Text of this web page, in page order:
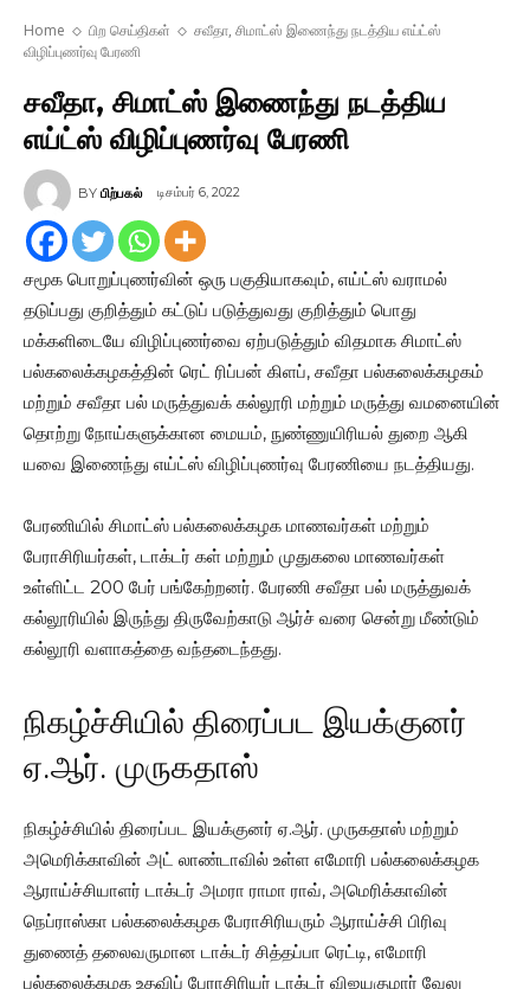
Home பிற செய்திகள்
சவீதா, சிமாட்ஸ் இணைந்து நடத்திய எய்ட்ஸ்
விழிப்புணர்வு பேரணி
சவீதா, சிமாட்ஸ் இணைந்து நடத்திய
எய்ட்ஸ் விழிப்புணர்வு பேரணி
BY பிற்பகல் டிசம்பர் 6, 2022
சமூக பொறுப்புணர்வின் ஒரு பகுதியாகவும், எய்ட்ஸ் வராமல்
தடுப்பது குறித்தும் கட்டுப் படுத்துவது குறித்தும் பொது
மக்களிடையே விழிப்புணர்வை ஏற்படுத்தும் விதமாக சிமாட்ஸ்
பல்கலைக்கழகத்தின் ரெட் ரிப்பன் கிளப், சவீதா பல்கலைக்கழகம்
மற்றும் சவீதா பல் மருத்துவக் கல்லூரி மற்றும் மருத்து வமனையின்
தொற்று நோய்களுக்கான மையம், நுண்ணுயிரியல் துறை ஆகி
யவை இணைந்து எய்ட்ஸ் விழிப்புணர்வு பேரணியை நடத்தியது.
பேரணியில் சிமாட்ஸ் பல்கலைக்கழக மாணவர்கள் மற்றும்
பேராசிரியர்கள், டாக்டர் கள் மற்றும் முதுகலை மாணவர்கள்
உள்ளிட்ட 200 பேர் பங்கேற்றனர். பேரணி சவீதா பல் மருத்துவக்
கல்லூரியில் இருந்து திருவேற்காடு ஆர்ச் வரை சென்று மீண்டும்
கல்லூரி வளாகத்தை வந்தடைந்தது.
நிகழ்ச்சியில் திரைப்பட இயக்குனர்
ஏ.ஆர். முருகதாஸ்
நிகழ்ச்சியில் திரைப்பட இயக்குனர் ஏ.ஆர். முருகதாஸ் மற்றும்
அமெரிக்காவின் அட் லாண்டாவில் உள்ள எமோரி பல்கலைக்கழக
ஆராய்ச்சியாளர் டாக்டர் அமரா ராமா ராவ், அமெரிக்காவின்
நெப்ராஸ்கா பல்கலைக்கழக பேராசிரியரும் ஆராய்ச்சி பிரிவு
துணைத் தலைவருமான டாக்டர் சித்தப்பா ரெட்டி, எமோரி
பல்கலைக்கழக உதவிப் பேராசிரியர் டாக்டர் விஜயகுமார் வேலு